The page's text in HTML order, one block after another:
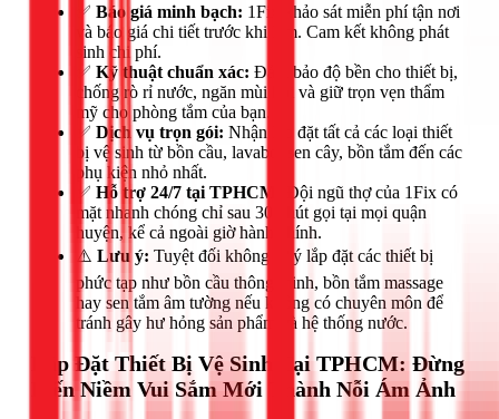
✅ Báo giá minh bạch: 1Fix khảo sát miễn phí tận nơi
và báo giá chi tiết trước khi làm. Cam kết không phát
sinh chi phí.
✅ Kỹ thuật chuẩn xác: Đảm bảo độ bền cho thiết bị,
chống rò rỉ nước, ngăn mùi hôi và giữ trọn vẹn thẩm
mỹ cho phòng tắm của bạn.
✅ Dịch vụ trọn gói: Nhận lắp đặt tất cả các loại thiết
bị vệ sinh từ bồn cầu, lavabo, sen cây, bồn tắm đến các
phụ kiện nhỏ nhất.
✅ Hỗ trợ 24/7 tại TPHCM:
Đội ngũ thợ của 1Fix có
mặt nhanh chóng chỉ sau 30 phút gọi tại mọi quận
huyện, kể cả ngoài giờ hành chính.
⚠️ Lưu ý: Tuyệt đối không tự ý lắp đặt các thiết bị
phức tạp như bồn cầu thông minh, bồn tắm massage
hay sen tắm âm tường nếu không có chuyên môn để
tránh gây hư hỏng sản phẩm và hệ thống nước.
Lắp Đặt Thiết Bị Vệ Sinh Tại TPHCM: Đừng
Biến Niềm Vui Sắm Mới Thành Nỗi Ám Ảnh